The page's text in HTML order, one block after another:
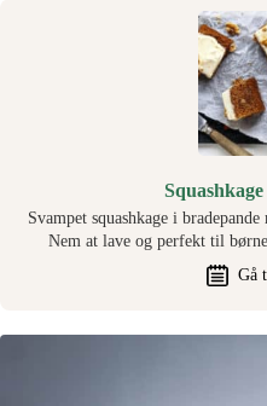
Svampet squashkage i
Nem at lave og perfekt til
Gå